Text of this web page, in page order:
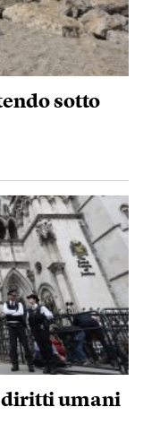
sotto
diritti umani